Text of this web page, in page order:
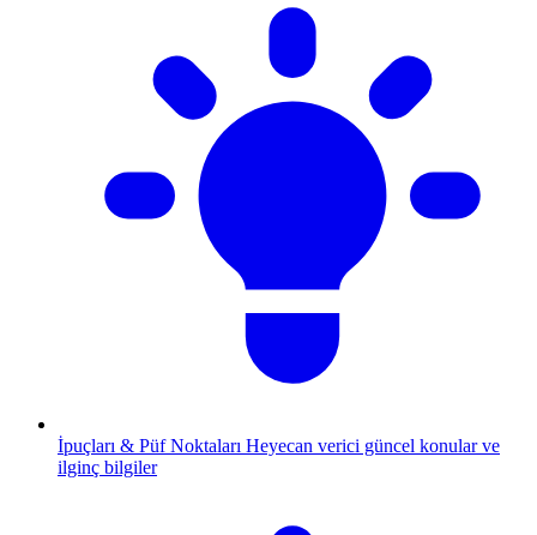
İpuçları & Püf Noktaları Heyecan verici güncel konular ve
ilginç bilgiler